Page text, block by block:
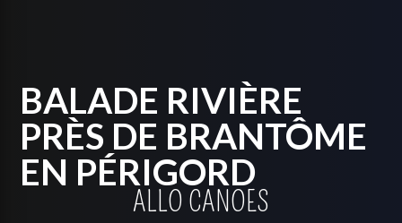
BALADE RIVIÈRE
PRÈS DE BRANTÔME
EN PÉRIGORD
ALLO CANOES